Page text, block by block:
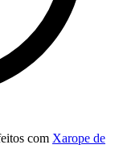
com Xarope de